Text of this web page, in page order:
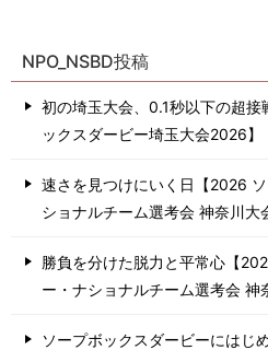
NPO_NSBD投稿
初の埼玉大会、0.1秒以下の超
ックスダービー埼玉大会2026】
速さを見つけにいく日【2026
ショナルチーム選考会 神奈川⼤
勝負を分けた脱力と平常心【
ー・ナショナルチーム選考会 神
ソープボックスダービーにはじ